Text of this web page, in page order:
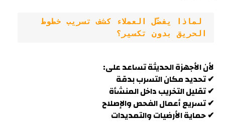
الحريق بدون تكسير؟
لأن الأجهزة الحديثة تساعد على:
✔ تحديد مكان التسرب بدقة
✔ تقليل التخريب داخل المنشأة
✔ تسريع أعمال الفحص والإصلاح
✔ حماية الأرضيات والتمديدات